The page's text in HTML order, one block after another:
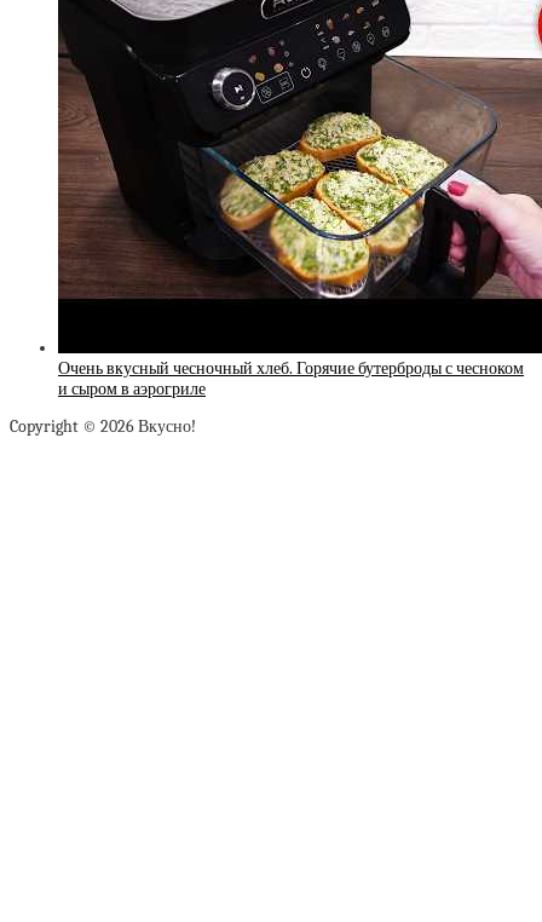
Очень вкусный чесночный хлеб. Горячие бутерброды с чесноком
и сыром в аэрогриле
Copyright © 2026 Вкусно!